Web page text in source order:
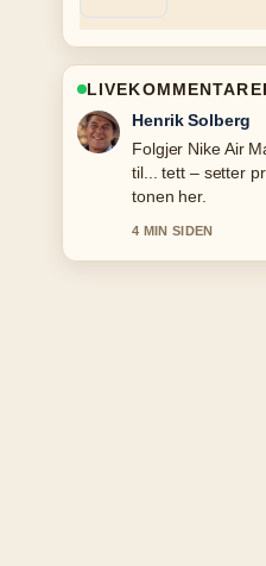
Henrik Solberg
Folgjer Nike Air
til... tett – setter
tonen her.
4 MIN SIDEN